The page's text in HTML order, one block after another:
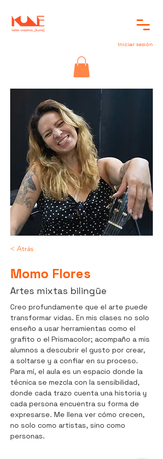
Iniciar sesión
< Atrás
Momo Flores
Artes mixtas bilingüe
Creo profundamente que el arte puede
transformar vidas. En mis clases no solo
enseño a usar herramientas como el
grafito o el Prismacolor; acompaño a mis
alumnos a descubrir el gusto por crear,
a soltarse y a confiar en su proceso.
Para mí, el aula es un espacio donde la
técnica se mezcla con la sensibilidad,
donde cada trazo cuenta una historia y
cada persona encuentra su forma de
expresarse. Me llena ver cómo crecen,
no solo como artistas, sino como
personas.